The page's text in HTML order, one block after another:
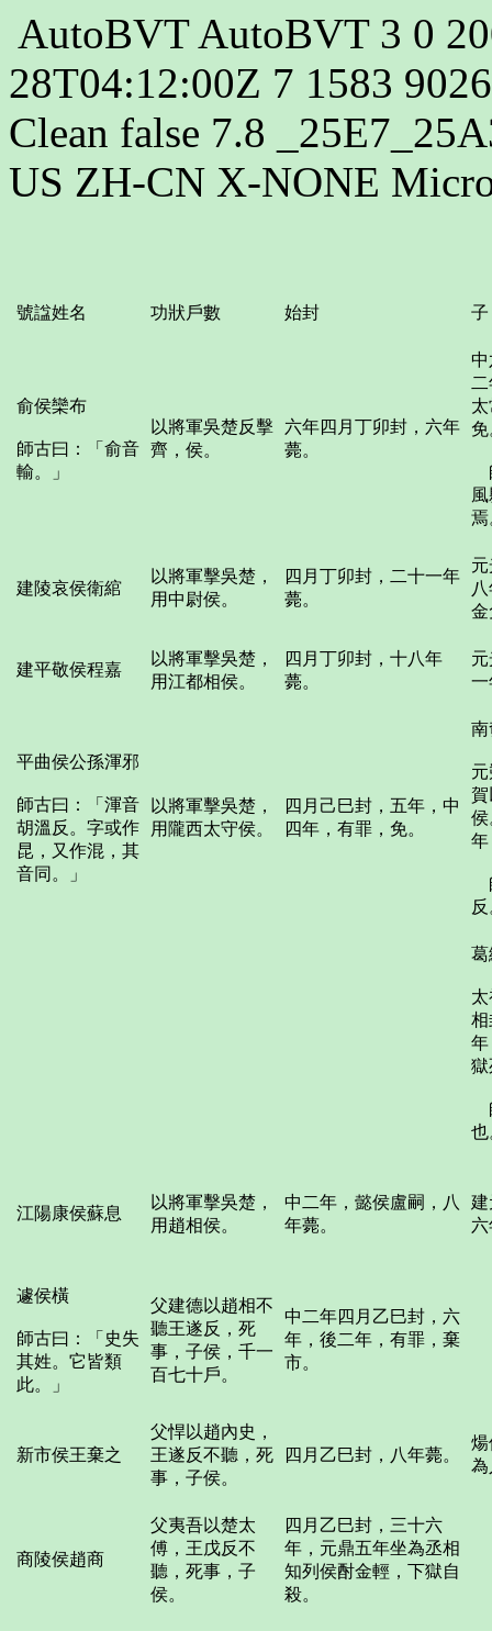
AutoBVT AutoBVT 3 0
28T04:12:00Z 7 1583
Clean false 7.8
US ZH-CN X-NONE
號諡姓名 功狀戶數 始封 子
俞侯欒布
師古曰：「俞音
輸。」
以將軍吳楚反擊
齊，侯。
六年四月丁卯封，六年
薨。
中
二
焉
建陵哀侯衛綰
以將軍擊吳楚，
用中尉侯。
四月丁卯封，二十一年
薨。
金
建平敬侯程嘉
以將軍擊吳楚，
用江都相侯。
四月丁卯封，十八年
薨。
一
平曲侯公孫渾邪
師古曰：「渾音
胡溫反。字或作
昆，又作混，其
音同。」
以將軍擊吳楚，
用隴西太守侯。
四月己巳封，五年，中
四年，有罪，免。
南
賀
侯
年
葛
相
年
獄
也
江陽康侯蘇息
以將軍擊吳楚，
用趙相侯。
中二年，懿侯盧嗣，八
年薨。
建
遽侯橫
師古曰：「史失
其姓。它皆類
此。」
父建德以趙相不
聽王遂反，死
事，子侯，千一
百七十戶。
中二年四月乙巳封，六
年，後二年，有罪，棄
市。
新市侯王棄之
父悍以趙內史，
王遂反不聽，死
事，子侯。
四月乙巳封，八年薨。
煬
為
商陵侯趙商
父夷吾以楚太
傅，王戊反不
聽，死事，子
侯。
四月乙巳封，三十六
年，元鼎五年坐為丞相
知列侯酎金輕，下獄自
殺。